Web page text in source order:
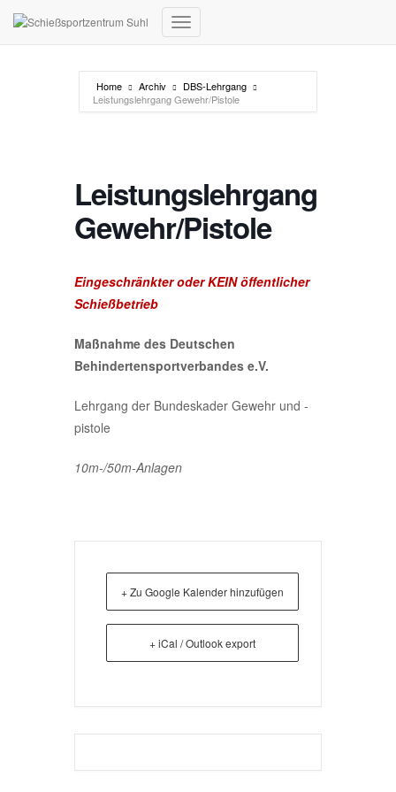
Navigation umschalten
Home Archiv
DBS-Lehrgang
Leistungslehrgang Gewehr/Pistole
Leistungslehrgang
Gewehr/Pistole
Eingeschränkter oder KEIN öffentlicher
Schießbetrieb
Maßnahme des Deutschen
Behindertensportverbandes e.V.
Lehrgang der Bundeskader Gewehr und -
pistole
10m-/50m-Anlagen
+ Zu Google Kalender hinzufügen
+ iCal / Outlook export